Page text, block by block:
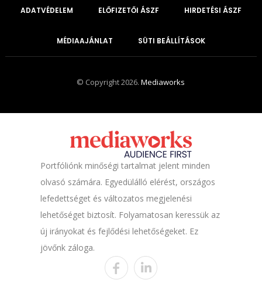
ADATVÉDELEM ELŐFIZETŐI ÁSZF HIRDETÉSI ÁSZF
MÉDIAAJÁNLAT SÜTI BEÁLLÍTÁSOK
© Copyright 2026.Mediaworks
Portfóliónk minőségi tartalmat jelent minden
olvasó számára. Egyedülálló elérést, országos
lefedettséget és változatos megjelenési
lehetőséget biztosít. Folyamatosan keressük az
új irányokat és fejlődési lehetőségeket. Ez
jövőnk záloga.